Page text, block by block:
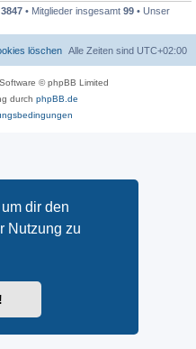
dir den
Nutzung zu
3847 • Mitglieder insgesamt 99 • Unser
Alle Zeiten sind UTC+02:00
löschen
© phpBB Limited
durch phpBB.de